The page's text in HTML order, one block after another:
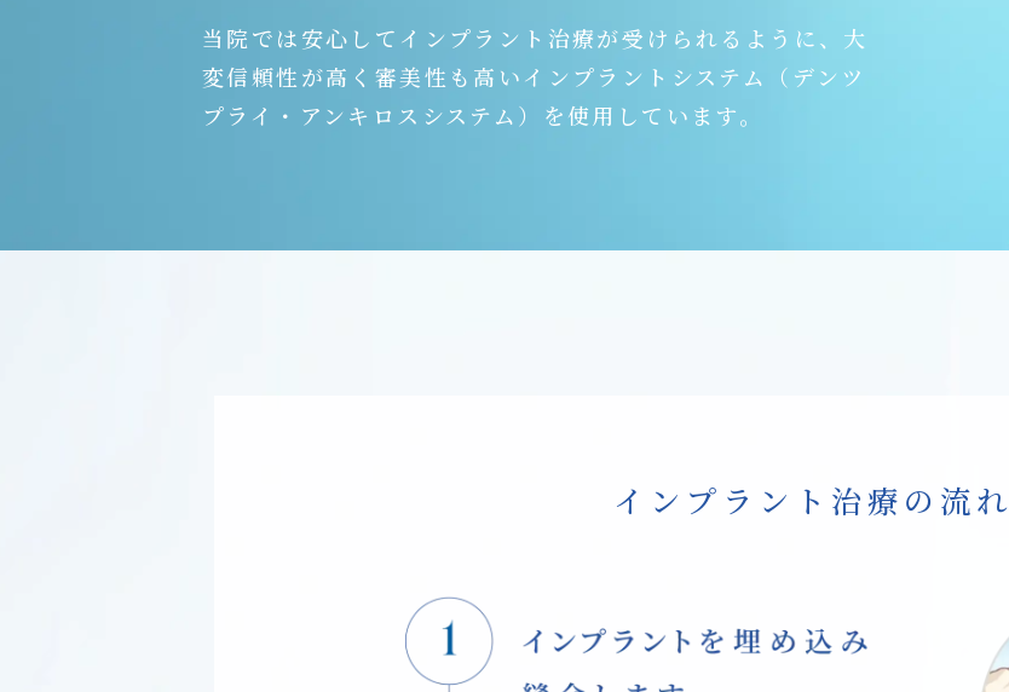
当院では安心してインプラント治療が受けられるように、大
変信頼性が高く審美性も高いインプラントシステム（デンツ
プライ・アンキロスシステム）を使用しています。
インプラント治療の流れ